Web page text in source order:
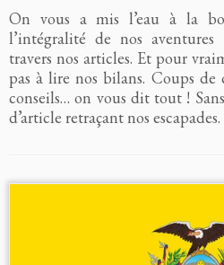
On vous a mis l’eau à la
l’intégralité de nos
travers nos articles. Et pour
pas à lire nos bilans. Coups de
conseils… on vous dit tout !
d’article retraçant nos